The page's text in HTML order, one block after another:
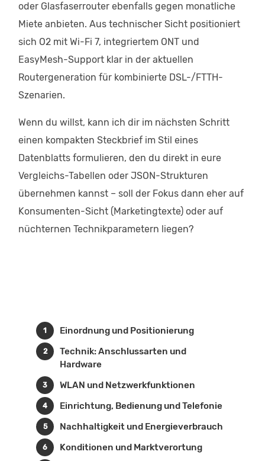
oder Glasfaserrouter ebenfalls gegen monatliche
Miete anbieten. Aus technischer Sicht positioniert
sich O2 mit Wi-Fi 7, integriertem ONT und
EasyMesh-Support klar in der aktuellen
Routergeneration für kombinierte DSL-/FTTH-
Szenarien.
Wenn du willst, kann ich dir im nächsten Schritt
einen kompakten Steckbrief im Stil eines
Datenblatts formulieren, den du direkt in eure
Vergleichs-Tabellen oder JSON-Strukturen
übernehmen kannst – soll der Fokus dann eher auf
Konsumenten-Sicht (Marketingtexte) oder auf
nüchternen Technikparametern liegen?
Einordnung und Positionierung
Technik: Anschlussarten und
Hardware
WLAN und Netzwerkfunktionen
Einrichtung, Bedienung und Telefonie
Nachhaltigkeit und Energieverbrauch
Konditionen und Marktverortung